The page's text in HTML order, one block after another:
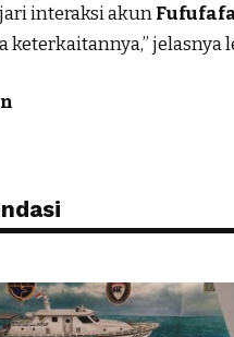
interaksi akun
keterkaitannya,” jelasnya